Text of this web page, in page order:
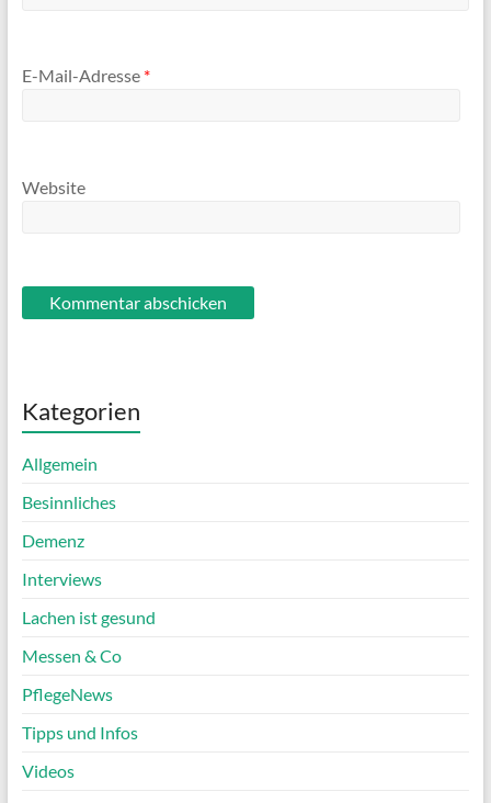
E-Mail-Adresse *
Website
Kategorien
Allgemein
Besinnliches
Demenz
Interviews
Lachen ist gesund
Messen & Co
PflegeNews
Tipps und Infos
Videos